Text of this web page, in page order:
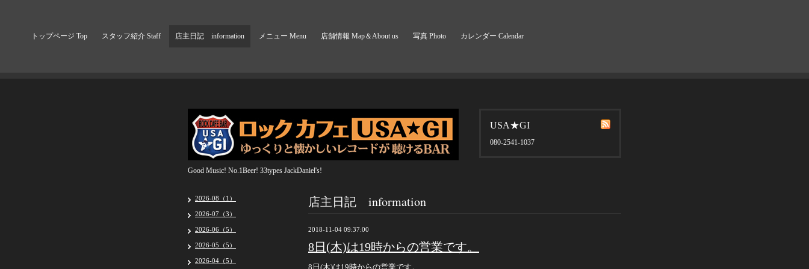
トップページ Top スタッフ紹介 Staff 店主日記 information メニュー Menu 店舗情報 Map＆About us 写真 Photo カレンダー Calendar
USA★GI
080-2541-1037
Good Music! No.1Beer! 33types JackDaniel's!
店主日記 information
2018-11-04 09:37:00
8日(木)は19時からの営業です。
8日(木)は19時からの営業です。
2026-08（1）
2026-07（3）
2026-06（5）
2026-05（5）
2026-04（5）